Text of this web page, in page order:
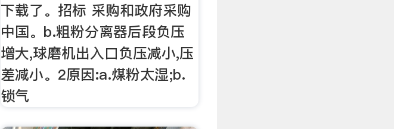
下载了。招标 采购和政府采购
中国。b.粗粉分离器后段负压
增大,球磨机出入口负压减小,压
差减小。2原因:a.煤粉太湿;b.
锁气